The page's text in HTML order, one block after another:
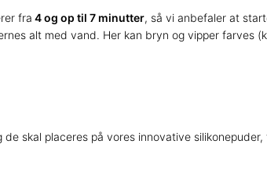
fra 4 og op til 7 minutter, så vi anbefaler at
alt med vand. Her kan bryn og vipper
de skal placeres på vores innovative